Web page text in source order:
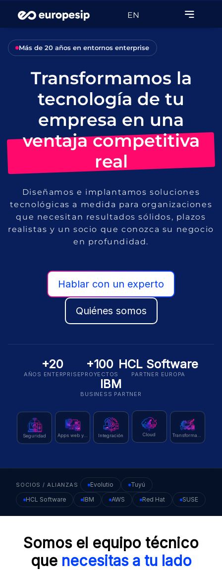
EN
Más de 20 años en entornos enterprise
Transformamos la
tecnología de tu
empresa en una
ventaja competitiva
real
Diseñamos e implantamos soluciones
tecnológicas a medida para organizaciones
que necesitan resultados sólidos, plazos
realistas y un socio que conozca su negocio
en profundidad.
Hablar con un experto
Quiénes somos
+20
AÑOS ENTERPRISE
+100
PROYECTOS
HCL Software
PARTNER EUROPA
IBM
BUSINESS PARTNER
Seguridad Apps web y móvil Integración Cloud Transformación
SOCIOS / ALIANZAS Evolutio
Tuyú
HCL Software
IBM AWS Red Hat SUSE
Somos el equipo técnico
que necesitas a tu lado